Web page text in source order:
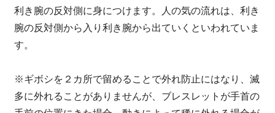
利き腕の反対側に身につけます。人の気の流れは、利き
腕の反対側から入り利き腕から出ていくといわれていま
す。
※ギボシを２カ所で留めることで外れ防止にはなり、滅
多に外れることがありませんが、ブレスレットが手首の